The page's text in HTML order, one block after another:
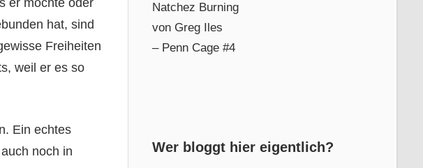
er möchte oder
hat, sind
Freiheiten
weil er es so
Ein echtes
noch in
Natchez Burning
von Greg Iles
– Penn Cage #4
Wer bloggt hier eigentlich?